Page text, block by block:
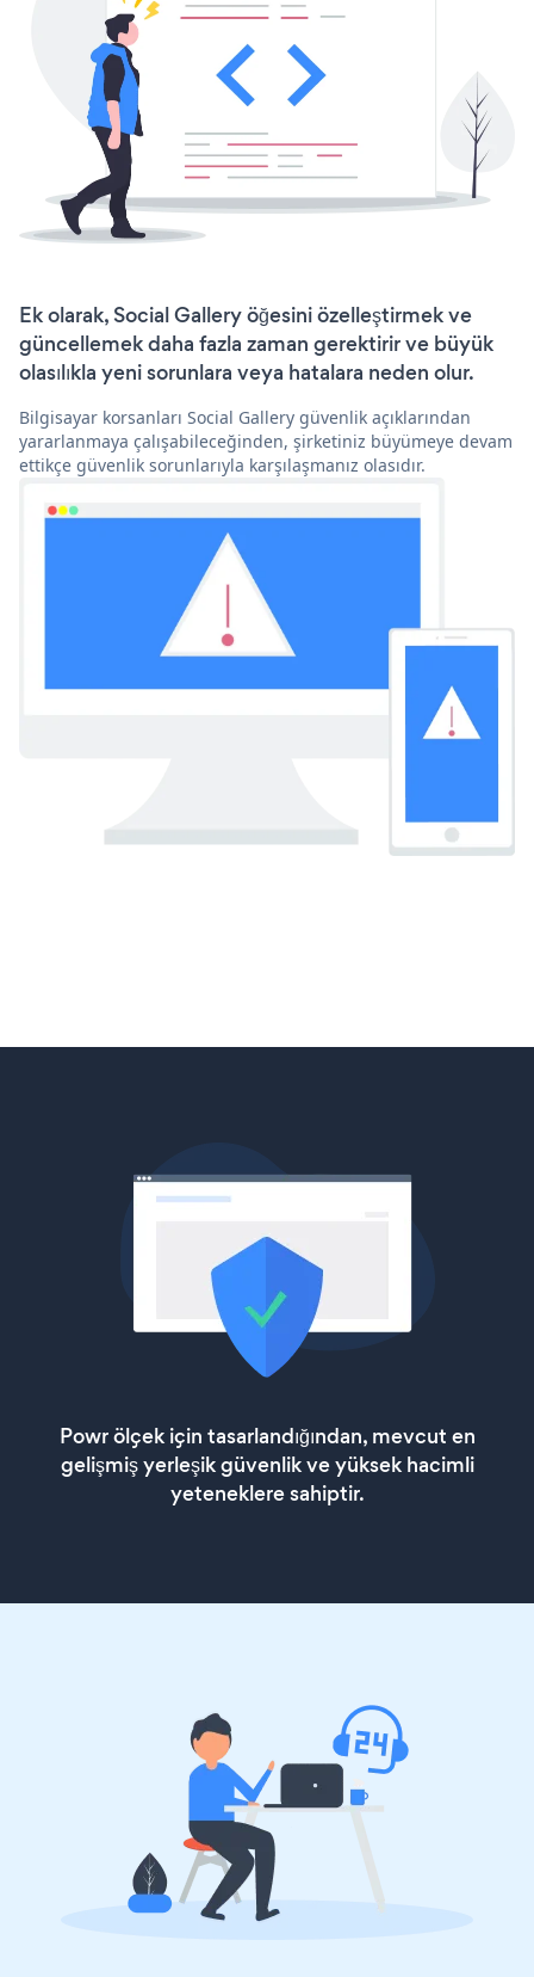
Ek olarak, Social Gallery öğesini özelleştirmek ve
güncellemek daha fazla zaman gerektirir ve büyük
olasılıkla yeni sorunlara veya hatalara neden olur.
Bilgisayar korsanları Social Gallery güvenlik açıklarından
yararlanmaya çalışabileceğinden, şirketiniz büyümeye devam
ettikçe güvenlik sorunlarıyla karşılaşmanız olasıdır.
Powr ölçek için tasarlandığından, mevcut en
gelişmiş yerleşik güvenlik ve yüksek hacimli
yeteneklere sahiptir.